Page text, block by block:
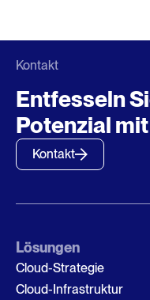
Kontakt
Entfesseln
Potenzial
Kontakt
Lösungen
Cloud-Strategie
Cloud-Infrastruktur